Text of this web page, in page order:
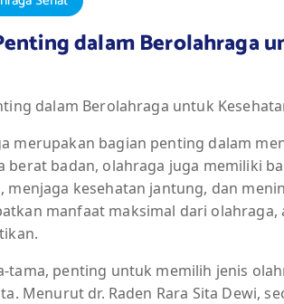
dalam Berolahraga
dalam Berolahraga untuk
merupakan bagian penting dalam
berat badan, olahraga juga memiliki
menjaga kesehatan jantung, dan
manfaat maksimal dari
tama, penting untuk memilih jenis
Menurut dr. Raden Rara Sita Dewi,